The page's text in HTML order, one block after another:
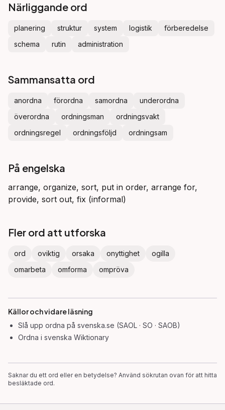
Närliggande ord
planering struktur system logistik
förberedelse
schema
rutin administration
Sammansatta ord
anordna förordna samordna
underordna
överordna
ordningsman
ordningsvakt
ordningsregel
ordningsföljd ordningsam
På engelska
arrange, organize, sort, put in order, arrange for,
provide, sort out, fix (informal)
Fler ord att utforska
ord oviktig orsaka onyttighet
ogilla
omarbeta
omforma ompröva
Källor och vidare läsning
Slå upp ordna på svenska.se (SAOL · SO · SAOB)
Ordna i svenska Wiktionary
Saknar du ett ord eller en betydelse? Använd sökrutan ovan för att hitta
besläktade ord.